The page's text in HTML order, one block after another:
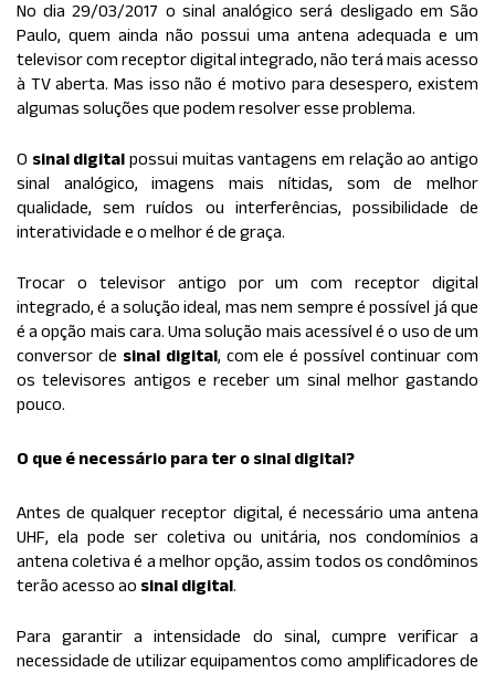
No dia 29/03/2017 o sinal analógico será desligado em São
Paulo, quem ainda não possui uma antena adequada e um
televisor com receptor digital integrado, não terá mais acesso
à TV aberta. Mas isso não é motivo para desespero, existem
algumas soluções que podem resolver esse problema.
O sinal digital possui muitas vantagens em relação ao antigo
sinal analógico, imagens mais nítidas, som de melhor
qualidade, sem ruídos ou interferências, possibilidade de
interatividade e o melhor é de graça.
Trocar o televisor antigo por um com receptor digital
integrado, é a solução ideal, mas nem sempre é possível já que
é a opção mais cara. Uma solução mais acessível é o uso de um
conversor de sinal digital, com ele é possível continuar com
os televisores antigos e receber um sinal melhor gastando
pouco.
O que é necessário para ter o sinal digital?
Antes de qualquer receptor digital, é necessário uma antena
UHF, ela pode ser coletiva ou unitária, nos condomínios a
antena coletiva é a melhor opção, assim todos os condôminos
terão acesso ao sinal digital.
Para garantir a intensidade do sinal, cumpre verificar a
necessidade de utilizar equipamentos como amplificadores de